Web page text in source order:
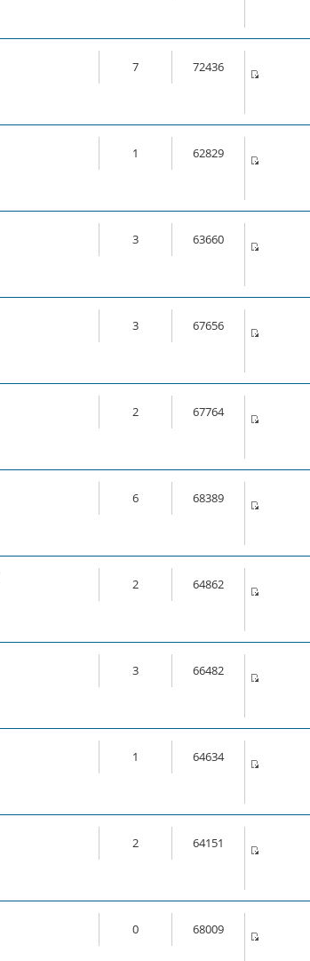
7 72436
1 62829
3 63660
3 67656
2 67764
6 68389
2 64862
3 66482
1 64634
2 64151
0 68009